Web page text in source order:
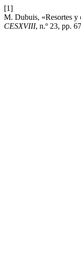
[1]
M. Dubuis, «Resortes y
CESXVIII, n.º 23, pp.